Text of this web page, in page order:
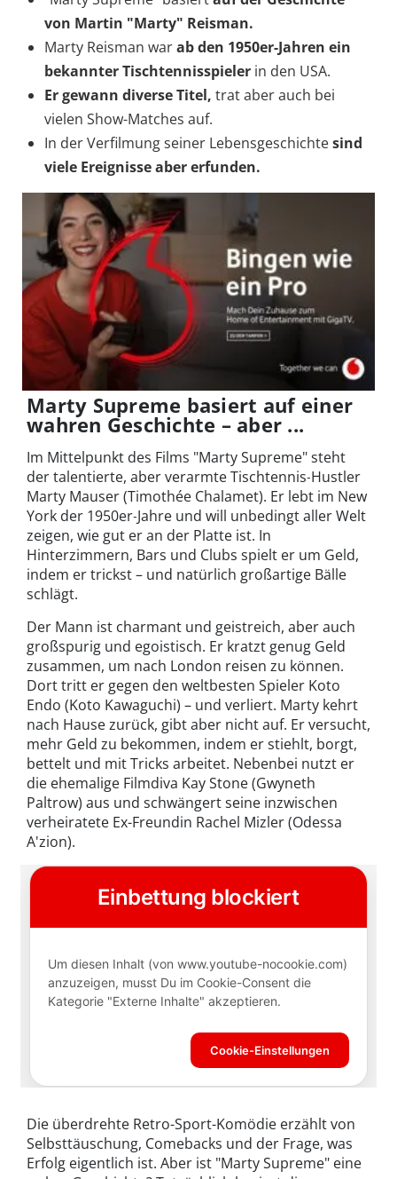
von Martin "Marty" Reisman.
Marty Reisman warab den 1950er-Jahren ein
bekannter Tischtennisspieler in den USA.
Er gewann diverse Titel, trat aber auch bei
vielen Show-Matches auf.
In der Verfilmung seiner Lebensgeschichtesind
viele Ereignisse aber erfunden.
Marty Supreme basiert auf einer
wahren Geschichte – aber ...
Im Mittelpunkt des Films "Marty Supreme" steht
der talentierte, aber verarmte Tischtennis‑Hustler
Marty Mauser (Timothée Chalamet). Er lebt im New
York der 1950er‑Jahre und will unbedingt aller Welt
zeigen, wie gut er an der Platte ist. In
Hinterzimmern, Bars und Clubs spielt er um Geld,
indem er trickst – und natürlich großartige Bälle
schlägt.
Der Mann ist charmant und geistreich, aber auch
großspurig und egoistisch. Er kratzt genug Geld
zusammen, um nach London reisen zu können.
Dort tritt er gegen den weltbesten Spieler Koto
Endo (Koto Kawaguchi) – und verliert. Marty kehrt
nach Hause zurück, gibt aber nicht auf. Er versucht,
mehr Geld zu bekommen, indem er stiehlt, borgt,
bettelt und mit Tricks arbeitet. Nebenbei nutzt er
die ehemalige Filmdiva Kay Stone (Gwyneth
Paltrow) aus und schwängert seine inzwischen
verheiratete Ex-Freundin Rachel Mizler (Odessa
A'zion).
Die überdrehte Retro-Sport-Komödie erzählt von
Selbsttäuschung, Comebacks und der Frage, was
Erfolg eigentlich ist. Aber ist "Marty Supreme" eine